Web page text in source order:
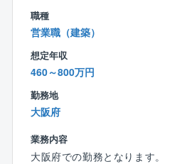
て、調査・診断・分析のコン
施工・メンテナンスに至る全
す。
豊かな地域環境の創造とより
けて、これまでに蓄積した独
を生かし、国内全域および海
提供することを掲げています。
職種
営業職（建築）
想定年収
460～800万円
勤務地
大阪府
業務内容
大阪府での勤務となります。